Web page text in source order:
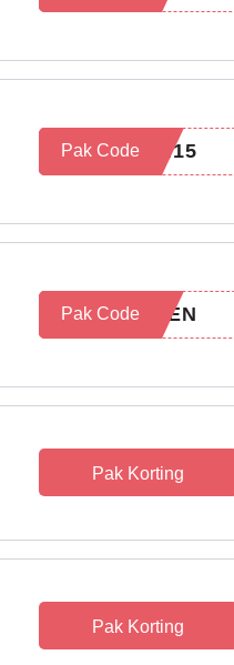
MN15
Pak Code
WEEN
Pak Code
Pak Korting
Pak Korting